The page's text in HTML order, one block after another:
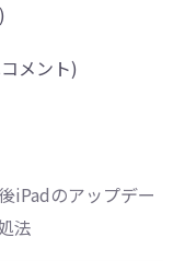
メント)
iPadのアップデー
法